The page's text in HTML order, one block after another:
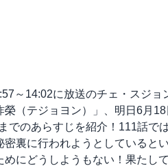
～14:02に放送のチェ・スジョ
榮（テジョヨン）」、明日6月
でのあらすじを紹介！111話で
密裏に行われようとしていると
めにどうしようもない！果たし